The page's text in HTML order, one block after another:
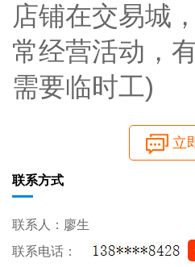
店铺在交易城
常经营活动，
需要临时工)
立
联系方式
联系人：廖生
联系电话：